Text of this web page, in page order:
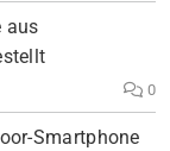
aus
0
Smartphone